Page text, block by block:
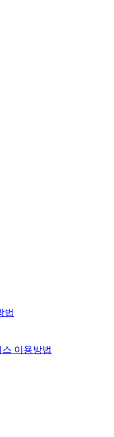
법
이용방법